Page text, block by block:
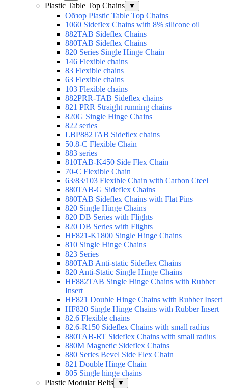
Plastic Table Top Chains ▼
Обзор Plastic Table Top Chains
1060 Sideflex Chains with 8% silicone oil
882TAB Sideflex Chains
880TAB Sideflex Chains
820 Series Single Hinge Chain
146 Flexible chains
83 Flexible chains
63 Flexible chains
103 Flexible chains
882PRR-TAB Sideflex chains
821 PRR Straight running chains
820G Single Hinge Chains
822 series
LBP882TAB Sideflex chains
50.8-C Flexible Chain
883 series
810TAB-K450 Side Flex Chain
70-C Flexible Chain
63/83/103 Flexible Chain with Carbon Cteel
880TAB-G Sideflex Chains
880TAB Sideflex Chains with Flat Pins
820 Single Hinge Chains
820 DB Series with Flights
820 DB Series with Flights
HF821-K1800 Single Hinge Chains
810 Single Hinge Chains
823 Series
880TAB Anti-static Sideflex Chains
820 Anti-Static Single Hinge Chains
HF882TAB Single Hinge Chains with Rubber
Insert
HF821 Double Hinge Chains with Rubber Insert
HF820 Single Hinge Chains with Rubber Insert
82.6 Flexible chains
82.6-R150 Sideflex Chains with small radius
880TAB-RT Sideflex Chains with small radius
880M Magnetic Sideflex Chains
880 Series Bevel Side Flex Chain
821 Double Hinge Chain
805 Single hinge chains
Plastic Modular Belts
▼